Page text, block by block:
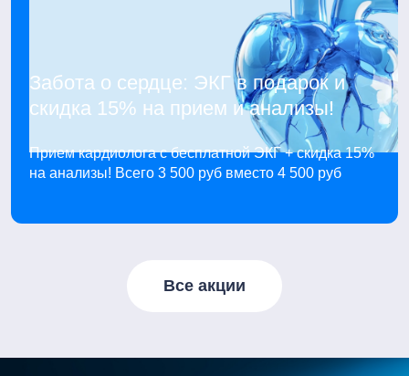
Забота о сердце: ЭКГ в подарок и
скидка 15% на прием и анализы!
Прием кардиолога с бесплатной ЭКГ + скидка 15%
на анализы! Всего 3 500 руб вместо 4 500 руб
Все акции